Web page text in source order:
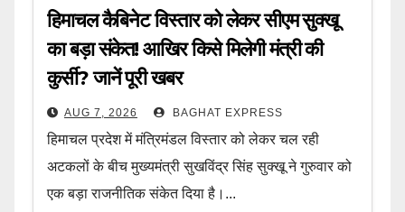
हिमाचल कैबिनेट विस्तार को लेकर सीएम सुक्खू
का बड़ा संकेत! आखिर किसे मिलेगी मंत्री की
कुर्सी? जानें पूरी खबर
AUG 7, 2026 BAGHAT EXPRESS
हिमाचल प्रदेश में मंत्रिमंडल विस्तार को लेकर चल रही
अटकलों के बीच मुख्यमंत्री सुखविंद्र सिंह सुक्खू ने गुरुवार को
एक बड़ा राजनीतिक संकेत दिया है।...